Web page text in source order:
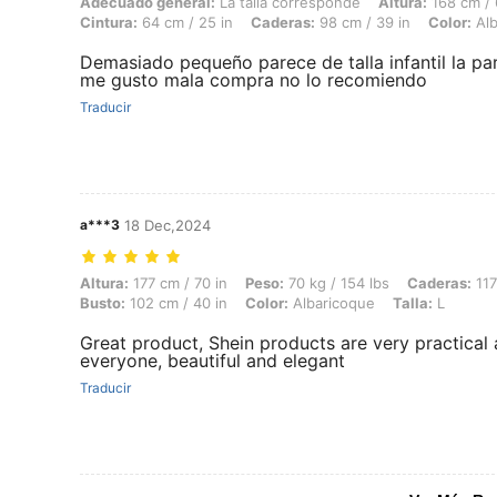
Cintura: 64 cm / 25 in Caderas: 98 cm / 39 in Color:
Demasiado pequeño parece de talla infantil la
me gusto mala compra no lo recomiendo
Traducir
a***3 18 Dec,2024
Altura: 177 cm / 70 in, Peso: 70 kg / 154 lbs, Caderas: 117 cm / 46
Altura: 177 cm / 70 in Peso: 70 kg / 154 lbs Caderas:
Busto: 102 cm / 40 in Color: Albaricoque Talla: L
Great product, Shein products are very
everyone, beautiful and elegant
Traducir